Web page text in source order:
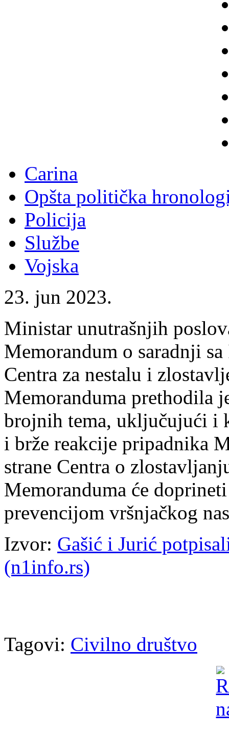
Carina
Opšta politička
Policija
Službe
Vojska
23. jun 2023.
Ministar unutrašnjih
Memorandum o saradnji
Centra za nestalu i
Memoranduma prethodila
brojnih tema, uključujući i
i brže reakcije pripadnika
strane Centra o
Memoranduma će
prevencijom vršnjačkog
Izvor: Gašić i Jurić
(n1info.rs)
Tagovi: Civilno društvo